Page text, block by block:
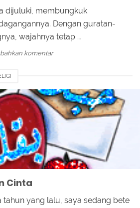
dijuluki, membungkuk
Dengan guratan-
wajahnya tetap …
komentar
Cinta
tahun yang lalu, saya sedang bete